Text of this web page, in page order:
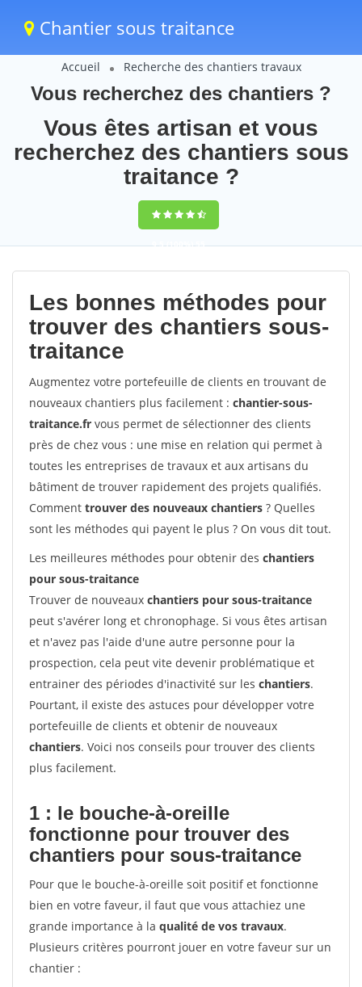
Chantier sous traitance
Accueil Recherche des chantiers travaux
Vous recherchez des chantiers ?
Vous êtes artisan et vous
recherchez des chantiers sous
traitance ?
9,5(100%)55
votes
Les bonnes méthodes pour
trouver des chantiers sous-
traitance
Augmentez votre portefeuille de clients en trouvant de
nouveaux chantiers plus facilement : chantier-sous-
traitance.fr vous permet de sélectionner des clients
près de chez vous : une mise en relation qui permet à
toutes les entreprises de travaux et aux artisans du
bâtiment de trouver rapidement des projets qualifiés.
Comment trouver des nouveaux chantiers ? Quelles
sont les méthodes qui payent le plus ? On vous dit tout.
Les meilleures méthodes pour obtenir des chantiers
pour sous-traitance
Trouver de nouveaux chantiers pour sous-traitance
peut s'avérer long et chronophage. Si vous êtes artisan
et n'avez pas l'aide d'une autre personne pour la
prospection, cela peut vite devenir problématique et
entrainer des périodes d'inactivité sur les chantiers.
Pourtant, il existe des astuces pour développer votre
portefeuille de clients et obtenir de nouveaux
chantiers. Voici nos conseils pour trouver des clients
plus facilement.
1 : le bouche-à-oreille
fonctionne pour trouver des
chantiers pour sous-traitance
Pour que le bouche-à-oreille soit positif et fonctionne
bien en votre faveur, il faut que vous attachiez une
grande importance à la qualité de vos travaux.
Plusieurs critères pourront jouer en votre faveur sur un
chantier :